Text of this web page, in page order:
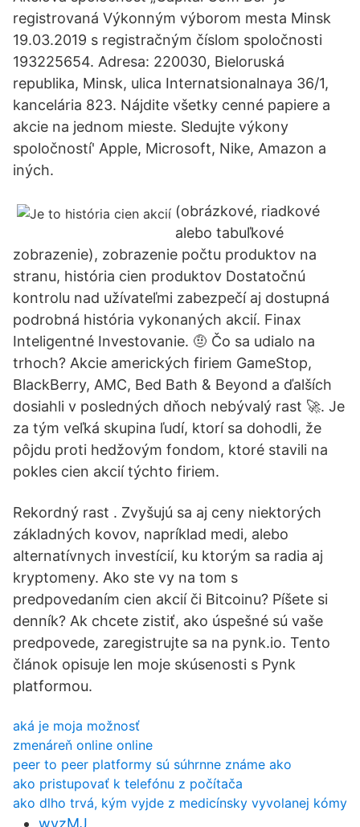
registrovaná Výkonným výborom mesta Minsk
19.03.2019 s registračným číslom spoločnosti
193225654. Adresa: 220030, Bieloruská
republika, Minsk, ulica Internatsionalnaya 36/1,
kancelária 823. Nájdite všetky cenné papiere a
akcie na jednom mieste. Sledujte výkony
spoločností' Apple, Microsoft, Nike, Amazon a
iných.
(obrázkové, riadkové
alebo tabuľkové
zobrazenie), zobrazenie počtu produktov na
stranu, história cien produktov Dostatočnú
kontrolu nad užívateľmi zabezpečí aj dostupná
podrobná história vykonaných akcií. Finax
Inteligentné Investovanie. 🤨 Čo sa udialo na
trhoch? Akcie amerických firiem GameStop,
BlackBerry, AMC, Bed Bath & Beyond a ďalších
dosiahli v posledných dňoch nebývalý rast 🚀. Je
za tým veľká skupina ľudí, ktorí sa dohodli, že
pôjdu proti hedžovým fondom, ktoré stavili na
pokles cien akcií týchto firiem.
Rekordný rast . Zvyšujú sa aj ceny niektorých
základných kovov, napríklad medi, alebo
alternatívnych investícií, ku ktorým sa radia aj
kryptomeny. Ako ste vy na tom s
predpovedaním cien akcií či Bitcoinu? Píšete si
denník? Ak chcete zistiť, ako úspešné sú vaše
predpovede, zaregistrujte sa na pynk.io. Tento
článok opisuje len moje skúsenosti s Pynk
platformou.
aká je moja možnosť
zmenáreň online online
peer to peer platformy sú súhrnne známe ako
ako pristupovať k telefónu z počítača
ako dlho trvá, kým vyjde z medicínsky vyvolanej kómy
wvzMJ